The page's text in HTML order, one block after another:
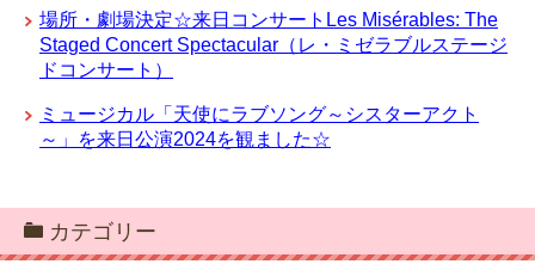
場所・劇場決定☆来日コンサートLes Misérables: The
Staged Concert Spectacular（レ・ミゼラブルステージ
ドコンサート）
ミュージカル「天使にラブソング～シスターアクト
～」を来日公演2024を観ました☆
カテゴリー